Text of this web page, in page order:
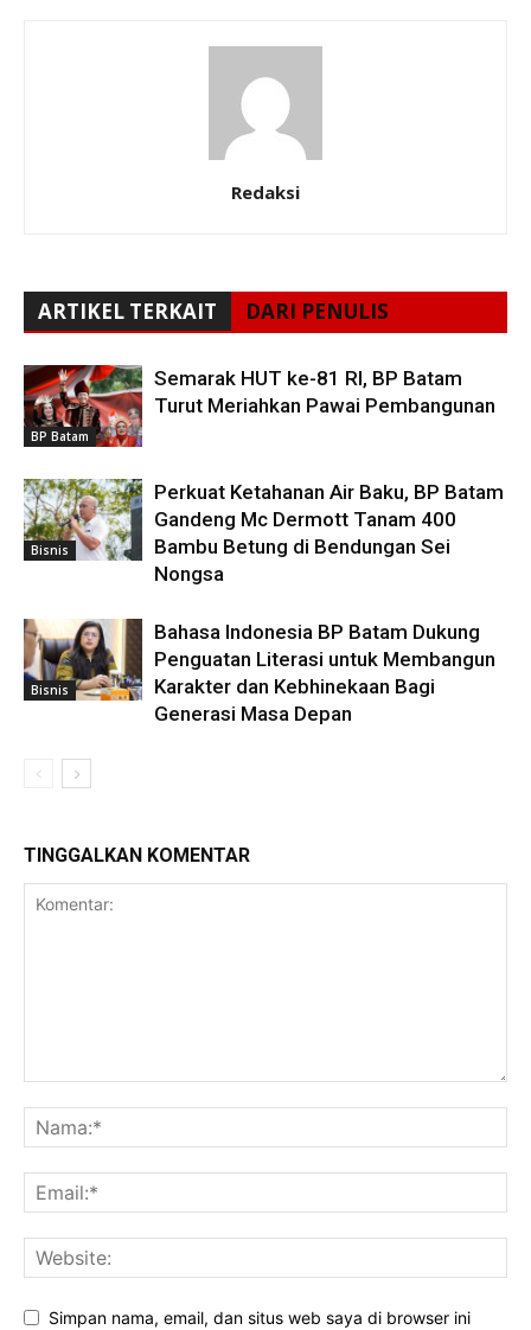
Redaksi
ARTIKEL TERKAIT DARI PENULIS
BP Batam
Semarak HUT ke-81 RI, BP Batam
Turut Meriahkan Pawai Pembangunan
Bisnis
Perkuat Ketahanan Air Baku, BP Batam
Gandeng Mc Dermott Tanam 400
Bambu Betung di Bendungan Sei
Nongsa
Bisnis
Bahasa Indonesia BP Batam Dukung
Penguatan Literasi untuk Membangun
Karakter dan Kebhinekaan Bagi
Generasi Masa Depan
TINGGALKAN KOMENTAR
Simpan nama, email, dan situs web saya di browser ini